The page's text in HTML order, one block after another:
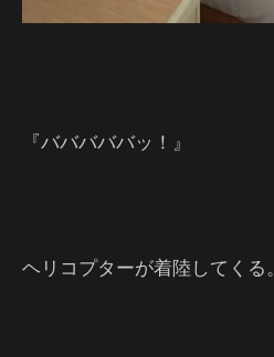
『バババババッ！』
ヘリコプターが着陸してくる。